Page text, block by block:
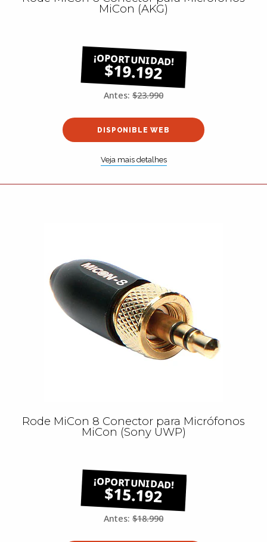
MiCon (AKG)
$19.192
Antes: $23.990
DISPONIBLE WEB
Veja mais detalhes
Rode MiCon 8 Conector para Micrófonos
MiCon (Sony UWP)
$15.192
Antes: $18.990